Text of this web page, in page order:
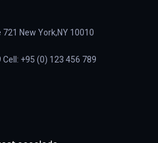
New York,NY 10010
+95 (0) 123 456 789